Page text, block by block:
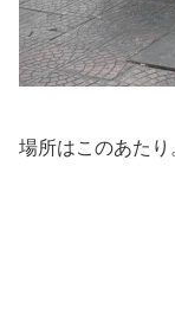
場所はこのあたり